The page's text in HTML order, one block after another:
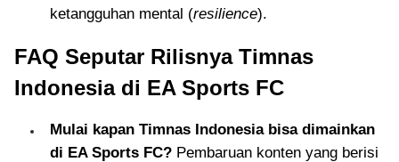
ketangguhan mental (resilience).
FAQ Seputar Rilisnya Timnas
Indonesia di EA Sports FC
Mulai kapan Timnas Indonesia bisa dimainkan
di EA Sports FC? Pembaruan konten yang berisi